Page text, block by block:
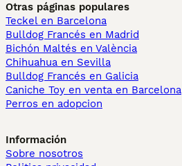
Otras páginas populares
Teckel en Barcelona
Bulldog Francés en Madrid
Bichón Maltés en València
Chihuahua en Sevilla
Bulldog Francés en Galicia
Caniche Toy en venta en Barcelona
Perros en adopcion
Información
Sobre nosotros